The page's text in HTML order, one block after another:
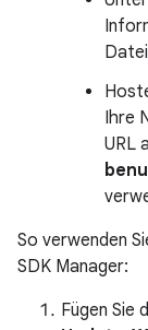
Ihre
URL
So verwenden
SDK Manager:
Fügen Sie